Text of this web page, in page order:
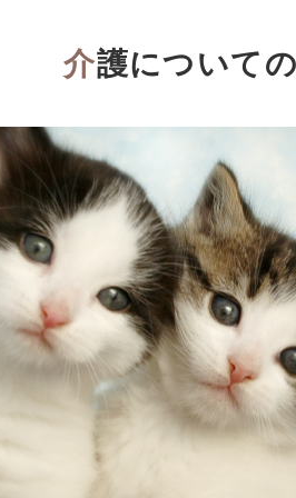
介護について